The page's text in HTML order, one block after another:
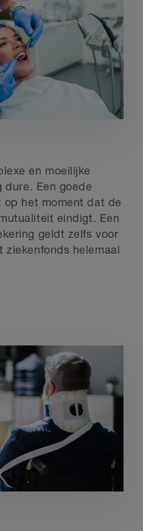
en moeilijke
dure. Een goede
op het moment dat de
eindigt. Een
geldt zelfs voor
ziekenfonds helemaal